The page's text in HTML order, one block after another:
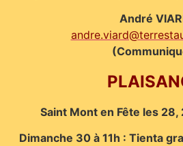
André
Saint Mont en Fête les
Dimanche 30 à 11h : Tienta